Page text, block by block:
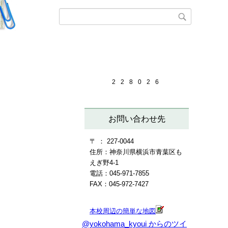
2 2 8 0 2 6
お問い合わせ先
〒 ： 227-0044
住所：神奈川県横浜市青葉区も
えぎ野4-1
電話：045-971-7855
FAX：045-972-7427
本校周辺の簡単な地図
@yokohama_kyoui からのツイ